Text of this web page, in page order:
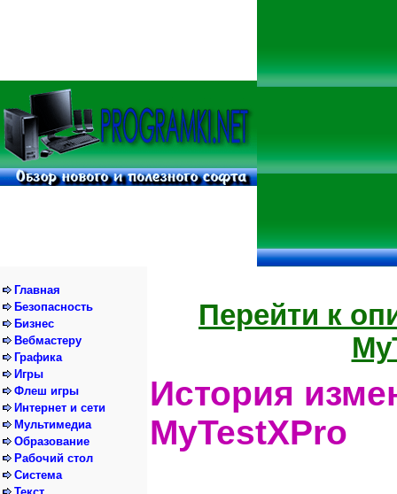
Главная
Безопасность
Бизнес
Вебмастеру
Графика
Игры
Флеш игры
Интернет и сети
Мультимедиа
Образование
Рабочий стол
Система
Перейти к
История
MyTestXPro